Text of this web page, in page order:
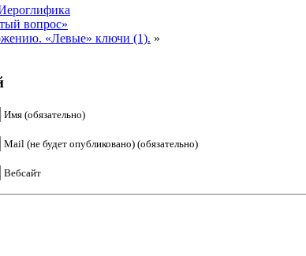
вопрос»
«Левые» ключи (1). »
Имя (обязательно)
Mail (не будет опубликовано) (обязательно)
Вебсайт